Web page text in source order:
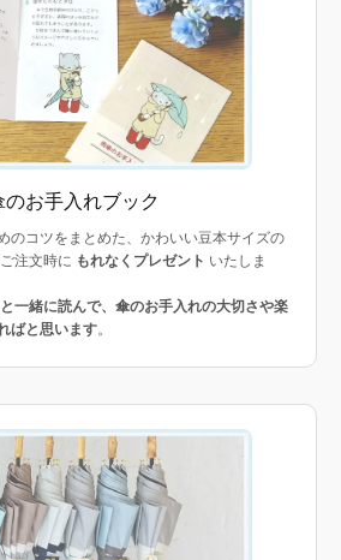
お手入れブック
のコツをまとめた、かわいい豆本サイズの
注文時に もれなくプレゼント いたしま
一緒に読んで、傘のお手入れの大切さや楽
ばと思います。